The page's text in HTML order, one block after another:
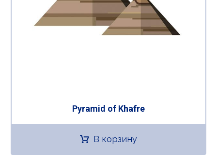
Pyramid of Khafre
В корзину